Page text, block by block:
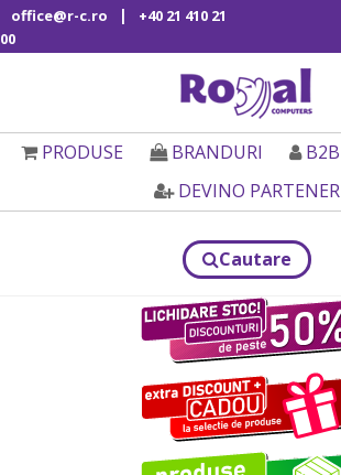
office@r-c.ro |
+40 21 410 21
00
PRODUSE BRANDURI B2B
DEVINO PARTENER
Cautare